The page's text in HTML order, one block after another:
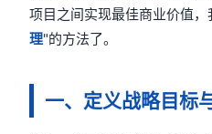
项目之间实现最佳商业价值
理"的方法了。
一、定义战略目标